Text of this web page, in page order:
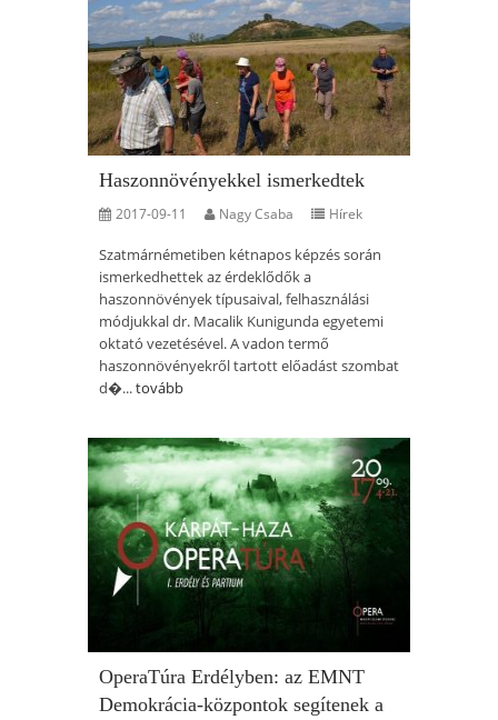
Haszonnövényekkel ismerkedtek
2017-09-11 Nagy Csaba Hírek
Szatmárnémetiben kétnapos képzés során
ismerkedhettek az érdeklődők a
haszonnövények típusaival, felhasználási
módjukkal dr. Macalik Kunigunda egyetemi
oktató vezetésével. A vadon termő
haszonnövényekről tartott előadást szombat
d�...tovább
OperaTúra Erdélyben: az EMNT
Demokrácia-központok segítenek a